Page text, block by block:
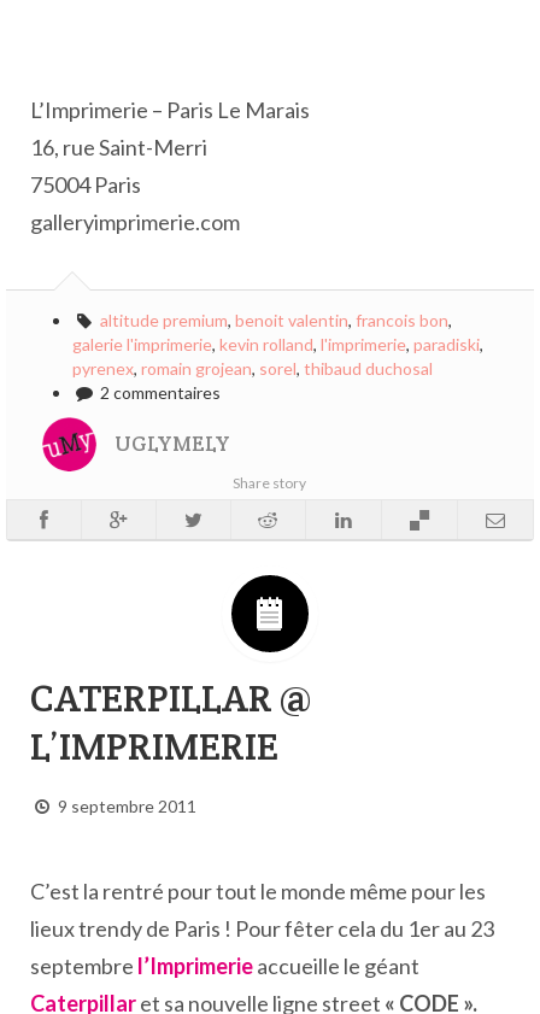
L’Imprimerie – Paris Le Marais
16, rue Saint-Merri
75004 Paris
galleryimprimerie.com
altitude premium, benoit valentin, francois bon,
galerie l'imprimerie, kevin rolland, l'imprimerie, paradiski,
pyrenex, romain grojean, sorel, thibaud duchosal
2 commentaires
UGLYMELY
Share story
CATERPILLAR @
L’IMPRIMERIE
9 septembre 2011
C’est la rentré pour tout le monde même pour les
lieux trendy de Paris ! Pour fêter cela du 1er au 23
septembre l’Imprimerieaccueille le géant
Caterpillaret sa nouvelle ligne street « CODE ».